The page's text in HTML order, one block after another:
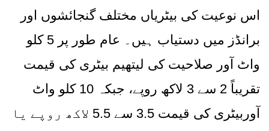
اس نوعیت کی بیٹریاں مختلف گنجائشوں اور
برانڈز میں دستیاب ہیں۔ عام طور پر 5 کلو
واٹ آور صلاحیت کی لیتھیم بیٹری کی قیمت
تقریباً 2 سے 3 لاکھ روپے، جبکہ 10 کلو واٹ
آوربیٹری کی قیمت 3.5 سے 5.5 لاکھ روپے یا